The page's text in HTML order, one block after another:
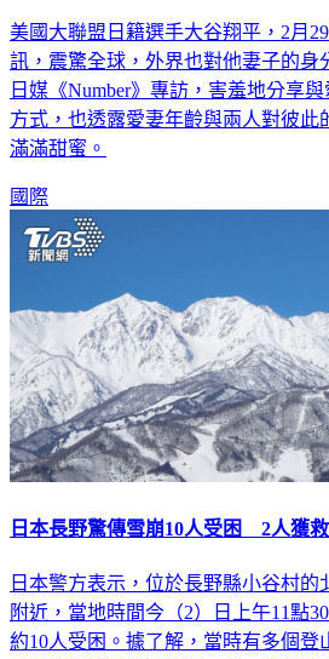
美國大聯盟日籍選手大谷翔平，2月
訊，震驚全球，外界也對他妻子的身
日媒《Number》專訪，害羞地分享
方式，也透露愛妻年齡與兩人對彼此
滿滿甜蜜。
國際
日本長野驚傳雪崩10人受困 2人獲
日本警方表示，位於長野縣小谷村的
附近，當地時間今（2）日上午11點
約10人受困。據了解，當時有多個登